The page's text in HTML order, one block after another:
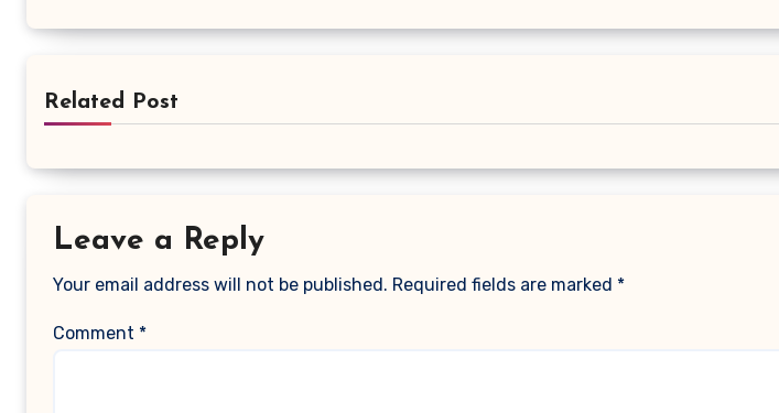
Related Post
Leave a Reply
Your email address will not be published. Required fields are marked *
Comment *